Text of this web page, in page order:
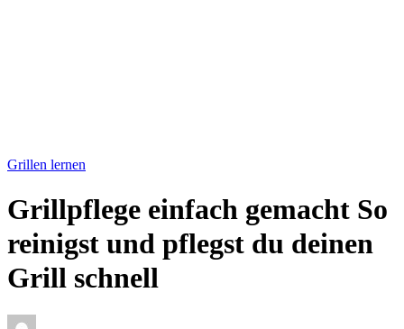
Grillen lernen
Grillpflege einfach gemacht So
reinigst und pflegst du deinen
Grill schnell